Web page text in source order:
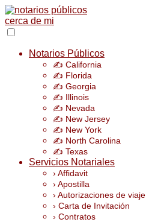
Notarios Públicos
✍️ California
✍️ Florida
✍️ Georgia
✍️ Illinois
✍️ Nevada
✍️ New Jersey
✍️ New York
✍️ North Carolina
✍️ Texas
Servicios Notariales
› Affidavit
› Apostilla
› Autorizaciones de viaje
› Carta de Invitación
› Contratos